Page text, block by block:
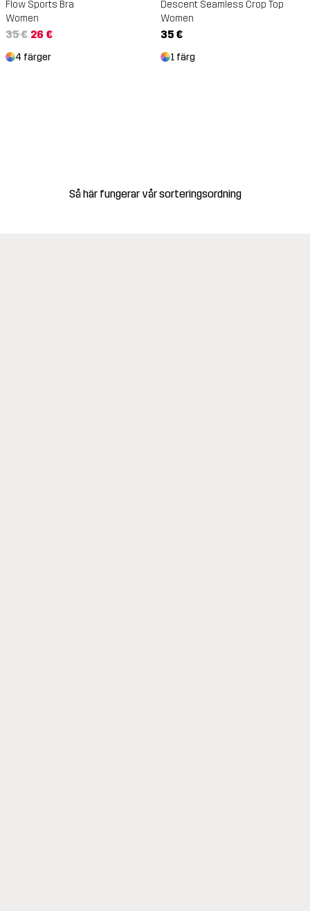
Flow Sports Bra
Women
35 € 26 €
4 färger
Descent Seamless Crop Top
Women
35 €
1 färg
Så här fungerar vår sorteringsordning